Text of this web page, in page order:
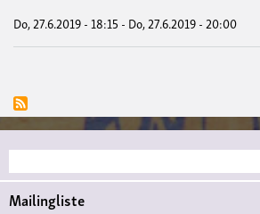
Do, 27.6.2019 - 18:15 - Do, 27.6.2019 - 20:00
Suche
Mailingliste